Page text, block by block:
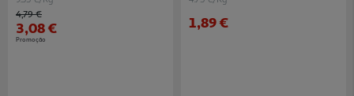
Price reduced from
4,79 €to
3,08 €
Promoção
1,89 €